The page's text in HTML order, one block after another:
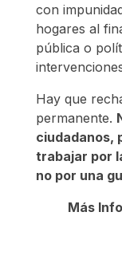
con
hogares al
pública o
Hay que
permanente.
ciudadanos,
trabajar por
no por una
Más